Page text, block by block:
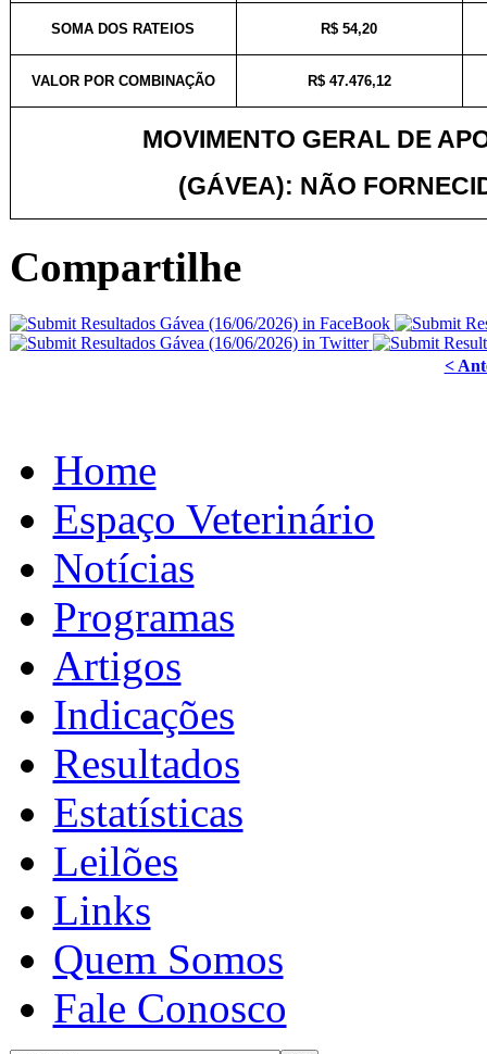
SOMA DOS RATEIOS R$ 54,20
VALOR POR COMBINAÇÃO R$ 47.476,12
MOVIMENTO GERAL DE
(GÁVEA): NÃO
Compartilhe
<
Home
Espaço Veterinário
Notícias
Programas
Artigos
Indicações
Resultados
Estatísticas
Leilões
Links
Quem Somos
Fale Conosco